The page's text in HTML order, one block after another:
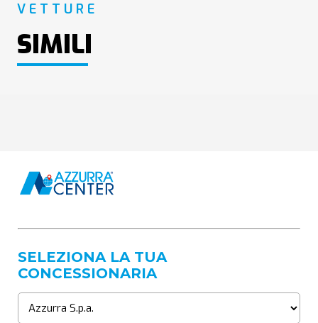
VETTURE
SIMILI
SELEZIONA LA TUA
CONCESSIONARIA